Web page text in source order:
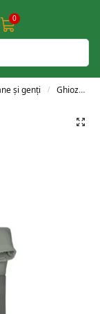
0
și genți / Ghiozdane adolescenți